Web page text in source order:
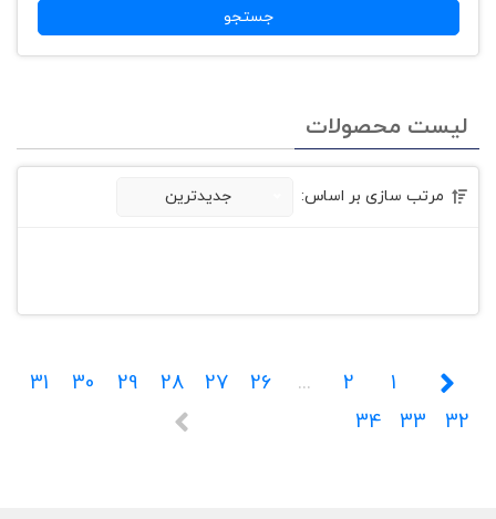
جستجو
لیست محصولات
مرتب سازی بر اساس: جدیدترین
1
2
...
26
27
28
29
30
31
32
33
34